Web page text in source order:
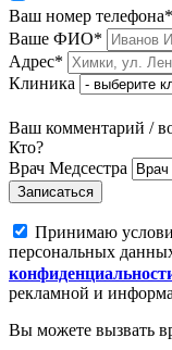
Ваш номер телефона*
Ваше ФИО*
Адрес*
Клиника
Ваш комментарий /
Кто?
Врач Медсестра
Записаться
Принимаю
персональных
рекламной и
Вы можете вызвать